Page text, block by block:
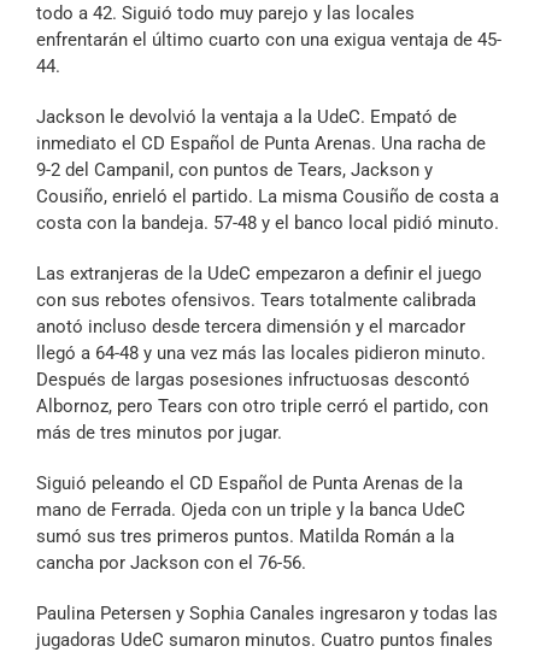
todo a 42. Siguió todo muy parejo y las locales
enfrentarán el último cuarto con una exigua ventaja de 45-
44.
Jackson le devolvió la ventaja a la UdeC. Empató de
inmediato el CD Español de Punta Arenas. Una racha de
9-2 del Campanil, con puntos de Tears, Jackson y
Cousiño, enrieló el partido. La misma Cousiño de costa a
costa con la bandeja. 57-48 y el banco local pidió minuto.
Las extranjeras de la UdeC empezaron a definir el juego
con sus rebotes ofensivos. Tears totalmente calibrada
anotó incluso desde tercera dimensión y el marcador
llegó a 64-48 y una vez más las locales pidieron minuto.
Después de largas posesiones infructuosas descontó
Albornoz, pero Tears con otro triple cerró el partido, con
más de tres minutos por jugar.
Siguió peleando el CD Español de Punta Arenas de la
mano de Ferrada. Ojeda con un triple y la banca UdeC
sumó sus tres primeros puntos. Matilda Román a la
cancha por Jackson con el 76-56.
Paulina Petersen y Sophia Canales ingresaron y todas las
jugadoras UdeC sumaron minutos. Cuatro puntos finales